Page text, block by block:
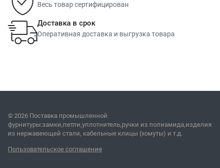
Весь товар сертифицирован
Доставка в срок
Оперативная доставка и выгрузка товара
© 2026 Поставка промышленной
фурнитуры:замки,петли,уплотнитель,ручки из полиамида,изделия
из нержавеющей стали, кабельные клицы (хомуты) и т.д.
Пользовательское соглашение